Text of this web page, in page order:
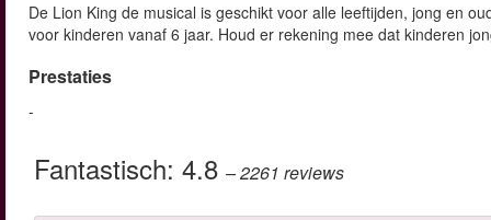
De Lion King de musical is geschikt voor alle leeftijden, jong en
voor kinderen vanaf 6 jaar. Houd er rekening mee dat kinderen
Prestaties
-
Fantastisch: 4.8 – 2261 reviews